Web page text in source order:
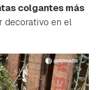
colgantes más
decorativo en el